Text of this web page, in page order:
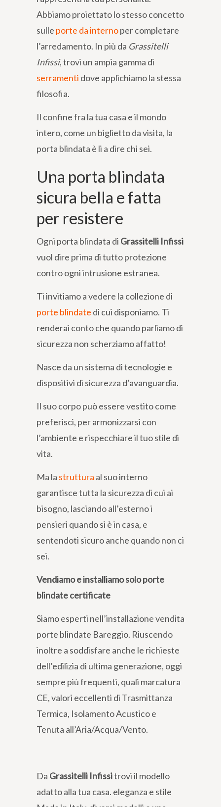
Abbiamo proiettato lo stesso concetto
sulle porte da internoper completare
l’arredamento. In più da Grassitelli
Infissi, trovi un ampia gamma di
serramenti dove applichiamo la stessa
filosofia.
Il confine fra la tua casa e il mondo
intero, come un biglietto da visita, la
porta blindata è li a dire chi sei.
Una porta blindata
sicura bella e fatta
per resistere
Ogni porta blindata di Grassitelli Infissi
vuol dire prima di tutto protezione
contro ogni intrusione estranea.
Ti invitiamo a vedere la collezione di
porte blindate di cui disponiamo. Ti
renderai conto che quando parliamo di
sicurezza non scherziamo affatto!
Nasce da un sistema di tecnologie e
dispositivi di sicurezza d’avanguardia.
Il suo corpo può essere vestito come
preferisci, per armonizzarsi con
l’ambiente e rispecchiare il tuo stile di
vita.
Ma la struttura al suo interno
garantisce tutta la sicurezza di cui ai
bisogno, lasciando all’esterno i
pensieri quando si è in casa, e
sentendoti sicuro anche quando non ci
sei.
Vendiamo e installiamo solo porte
blindate certificate
Siamo esperti nell’installazione vendita
porte blindate Bareggio. Riuscendo
inoltre a soddisfare anche le richieste
dell’edilizia di ultima generazione, oggi
sempre più frequenti, quali marcatura
CE, valori eccellenti di Trasmittanza
Termica, Isolamento Acustico e
Tenuta all’Aria/Acqua/Vento.
Da Grassitelli Infissitrovi il modello
adatto alla tua casa. eleganza e stile